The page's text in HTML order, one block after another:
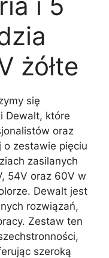
żółte
się
Dewalt, które
oraz
zestawie pięciu
zasilanych
54V oraz 60V w
Dewalt jest
rozwiązań,
Zestaw ten
szeroką